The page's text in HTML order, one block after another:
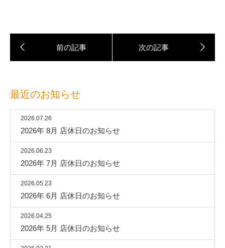
最近のお知らせ
2026.07.26
2026年 8月 店休日のお知らせ
2026.06.23
2026年 7月 店休日のお知らせ
2026.05.23
2026年 6月 店休日のお知らせ
2026.04.25
2026年 5月 店休日のお知らせ